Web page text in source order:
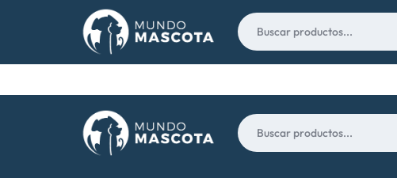
Nosotros